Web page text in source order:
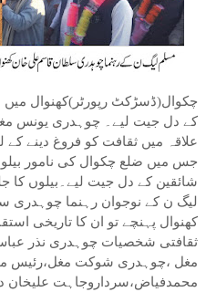
چکوال(ڈسڑکٹ رپورٹر)کھنوال میں
کے دل جیت لیے۔ چوہدری یونس
علاقہ میں ثقافت کو فروغ دینے کے
جس میں ضلع چکوال کی نامور
شائقین کے دل جیت لیے۔بیلوں
لیگ ن کے نوجوان رہنما چوہدری
کھنوال پہنچے تو ان کا تاریخی
ثقافتی شخصیات چوہدری نذر
مغل ،چوہدری شوکت مغل،رئیس
محمدفیاض،سرداروجاہت علیخان